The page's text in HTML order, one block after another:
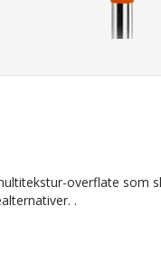
overflate som
.